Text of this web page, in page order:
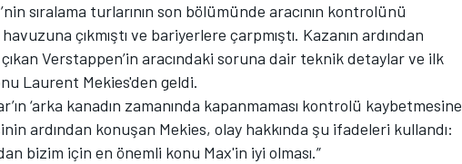
sıralama turlarının son bölümünde aracının kontrolünü
çıkmıştı ve bariyerlere çarpmıştı. Kazanın ardından
Verstappen’in aracındaki soruna dair teknik detaylar ve ilk
Laurent Mekies'den geldi.
‘arka kanadın zamanında kapanmaması kontrolü kaybetmesine
ardından konuşan Mekies, olay hakkında şu ifadeleri kullandı:
bizim için en önemli konu Max'in iyi olması.”